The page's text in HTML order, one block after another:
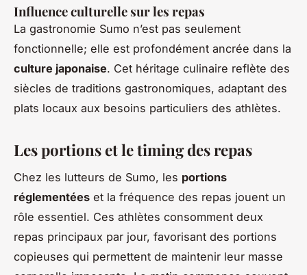
Influence culturelle sur les repas
La gastronomie Sumo n’est pas seulement
fonctionnelle; elle est profondément ancrée dans la
culture japonaise. Cet héritage culinaire reflète des
siècles de traditions gastronomiques, adaptant des
plats locaux aux besoins particuliers des athlètes.
Les portions et le timing des repas
Chez les lutteurs de Sumo, les portions
réglementées et la fréquence des repas jouent un
rôle essentiel. Ces athlètes consomment deux
repas principaux par jour, favorisant des portions
copieuses qui permettent de maintenir leur masse